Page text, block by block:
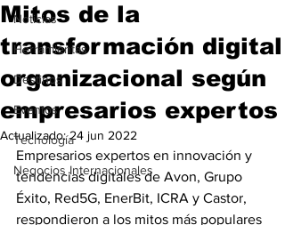
Noticias
Herramientas
Destinos
Eventos
Tecnología
Negocios Internacionales
Mitos de la
transformación digital
organizacional según
empresarios expertos
Actualizado:24 jun 2022
Empresarios expertos en innovación y
tendencias digitales de Avon, Grupo
Éxito, Red5G, EnerBit, ICRA y Castor,
respondieron a los mitos más populares